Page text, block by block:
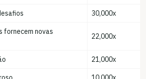
30,000x
fornecem novas
22,000x
21,000x